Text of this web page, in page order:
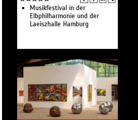
Musikfestival in der
Elbphilharmonie und der
Laeiszhalle Hamburg